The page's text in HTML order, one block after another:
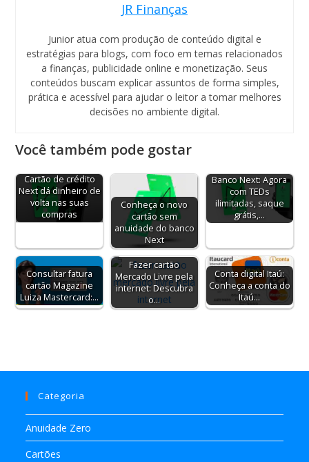
JR Finanças
Junior atua com produção de conteúdo digital e
estratégias para blogs, com foco em temas relacionados
a finanças, publicidade online e monetização. Seus
conteúdos buscam explicar assuntos de forma simples,
prática e acessível para ajudar o leitor a tomar melhores
decisões no ambiente digital.
Você também pode gostar
Cartão de crédito
Next dá dinheiro de
volta nas suas
compras
Conheça o novo
cartão sem
anuidade do banco
Next
Banco Next: Agora
com TEDs
ilimitadas, saque
grátis,…
Consultar fatura
cartão Magazine
Luiza Mastercard:…
Fazer cartão
Mercado Livre pela
internet: Descubra
o…
Conta digital Itaú:
Conheça a conta do
Itaú…
Categoria
Anuidade Zero
Cartões